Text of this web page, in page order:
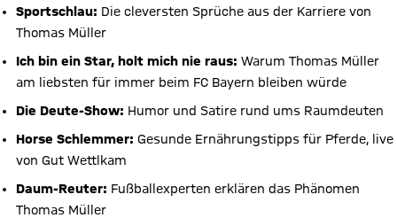
Sportschlau: Die cleversten Sprüche aus der Karriere von
Thomas Müller
Ich bin ein Star, holt mich nie raus: Warum Thomas Müller
am liebsten für immer beim FC Bayern bleiben würde
Die Deute-Show: Humor und Satire rund ums Raumdeuten
Horse Schlemmer: Gesunde Ernährungstipps für Pferde, live
von Gut Wettlkam
Daum-Reuter: Fußballexperten erklären das Phänomen
Thomas Müller